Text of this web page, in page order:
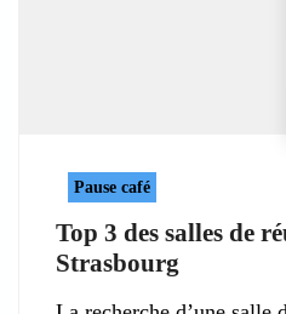
Pause café
Top 3 des salles de
Strasbourg